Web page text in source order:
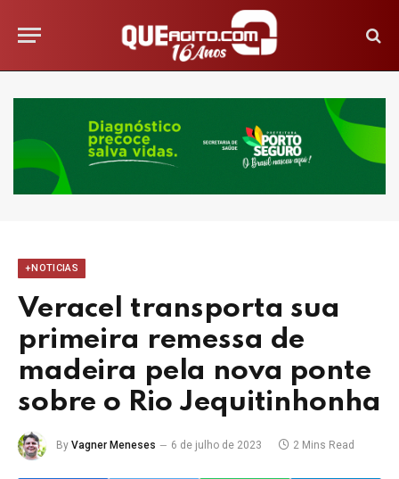
+NOTICIAS
Veracel transporta sua
primeira remessa de
madeira pela nova ponte
sobre o Rio Jequitinhonha
By Vagner Meneses 6 de julho de 2023 2 Mins Read